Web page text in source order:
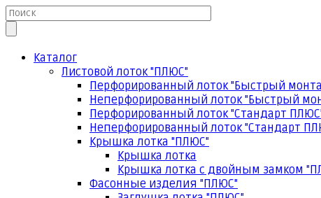
Каталог
Листовой лоток "ПЛЮС"
Перфорированный лоток "Быстрый
Неперфорированный лоток "Быстрый
Перфорированный лоток "Стандарт
Неперфорированный лоток "Стандарт
Крышка лотка "ПЛЮС"
Крышка лотка
Крышка лотка с двойным замком
Фасонные изделия "ПЛЮС"